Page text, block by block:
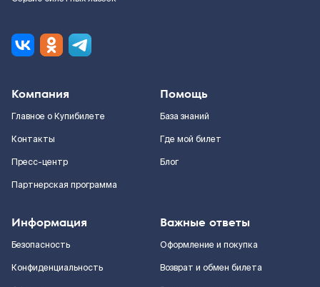
Компания
Главное о Купибилете
Контакты
Пресс-центр
Партнерская программа
Помощь
База знаний
Где мой билет
Блог
Информация
Безопасность
Конфиденциальность
Важные ответы
Оформление и покупка
Возврат и обмен билета